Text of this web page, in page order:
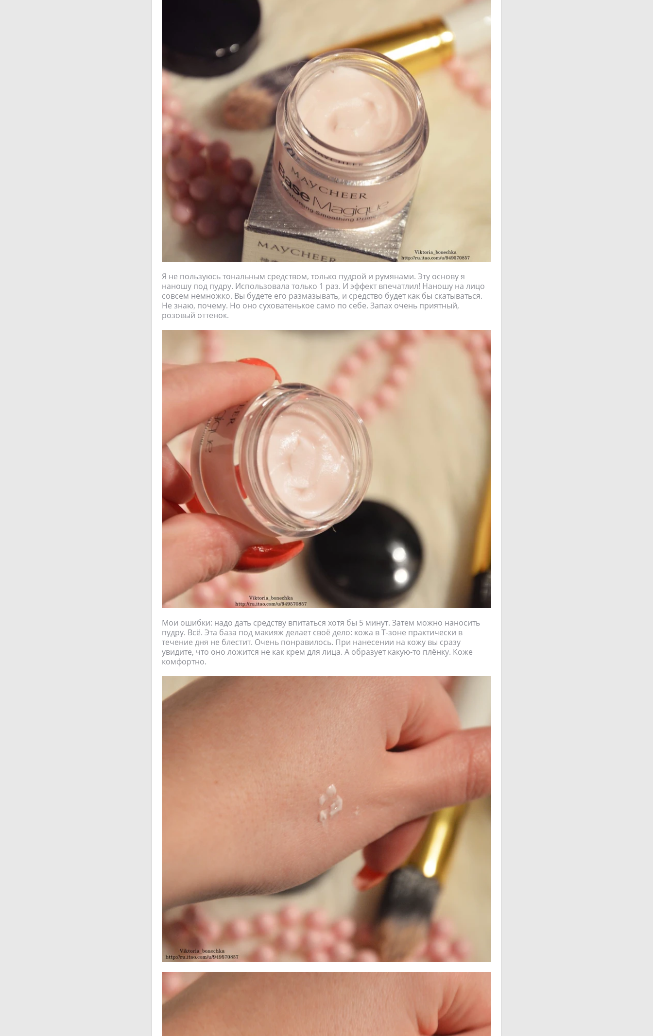
Я не пользуюсь тональным средством, только пудрой и румянами. Эту основу я
наношу под пудру. Использовала только 1 раз. И эффект впечатлил! Наношу на лицо
совсем немножко. Вы будете его размазывать, и средство будет как бы скатываться.
Не знаю, почему. Но оно суховатенькое само по себе. Запах очень приятный,
розовый оттенок.
Мои ошибки: надо дать средству впитаться хотя бы 5 минут. Затем можно наносить
пудру. Всё. Эта база под макияж делает своё дело: кожа в Т-зоне практически в
течение дня не блестит. Очень понравилось. При нанесении на кожу вы сразу
увидите, что оно ложится не как крем для лица. А образует какую-то плёнку. Коже
комфортно.